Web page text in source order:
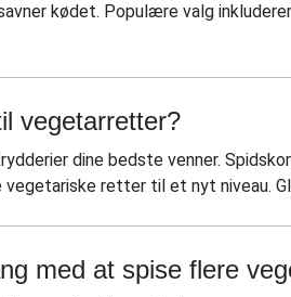
kødet. Populære valg
vegetarretter?
dine bedste venner.
retter til et nyt niveau.
med at spise flere